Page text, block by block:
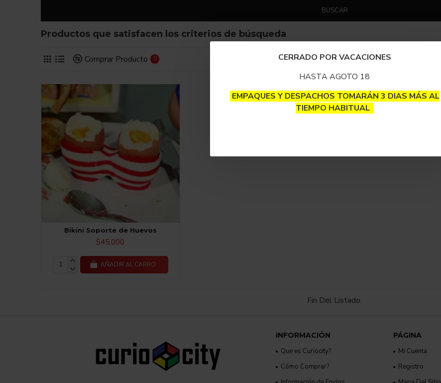
CERRADO POR VACACIONES
HASTA AGOTO 18
EMPAQUES Y DESPACHOS TOMARÁN 3 DIAS MÁS AL
TIEMPO HABITUAL
BUSCAR
Productos que satisfacen los criterios de búsqueda
Comprar Producto 0
Bikini Soporte de Huevos
$45,000
AÑADIR AL CARRO
Fin Del Listado.
INFORMACIÓN
Que es Curiocity?
Cómo Comprar?
PÁGINA
Mi Cuenta
Registro